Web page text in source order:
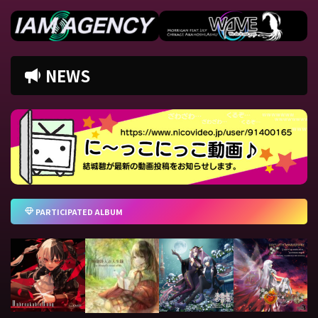
NEWS
PARTICIPATED ALBUM